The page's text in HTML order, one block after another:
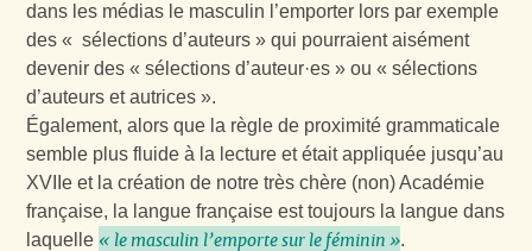
dans les médias le masculin l’emporter lors par exemple
des « sélections d’auteurs » qui pourraient aisément
devenir des « sélections d’auteur·es » ou « sélections
d’auteurs et autrices ».
Également, alors que la règle de proximité grammaticale
semble plus fluide à la lecture et était appliquée jusqu’au
XVIIe et la création de notre très chère (non) Académie
française, la langue française est toujours la langue dans
laquelle « le masculin l’emporte sur le féminin ».